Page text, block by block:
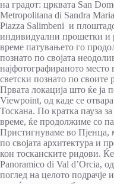
на градот: црквата San
Metropolitana di Sandra
Piazza Salimbeni и
индивидуални прошетки и
време патувањето го
познато по својата
најфотографираното место
светски познато по своите
Првата локација што ќе ја
Viewpoint, од каде се
Тоскана. По кратка пауза
време, ќе продолжиме со
Пристигнуваме во Пјенца,
по својата архитектура и
кон тосканските ридови.
Panoramico di Val d’Orcia,
поглед на целото подрачје